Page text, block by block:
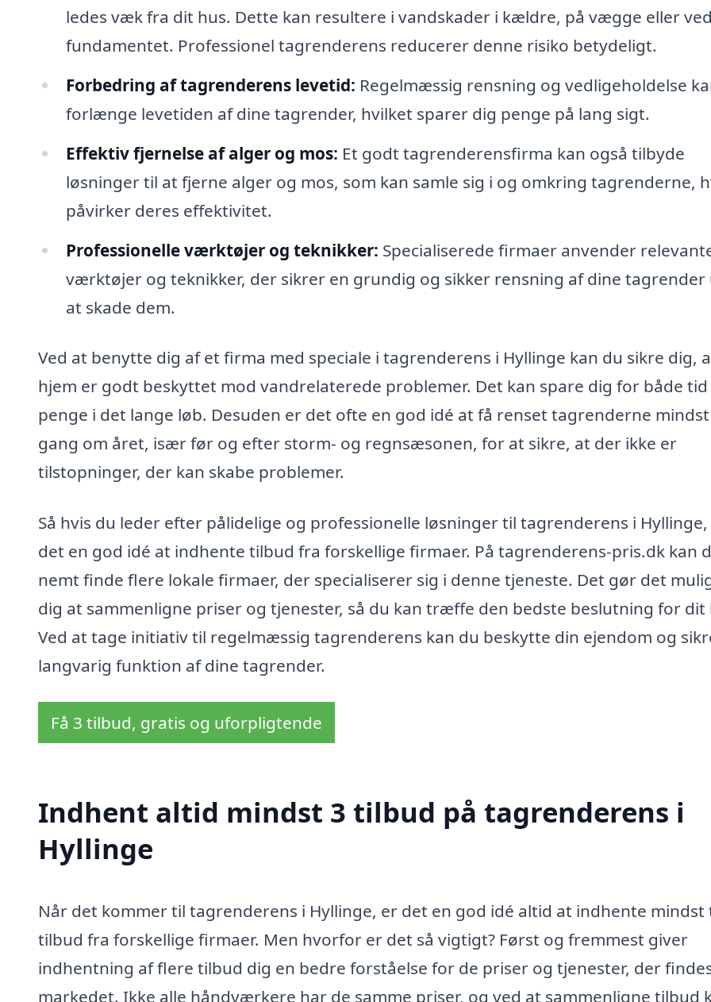
ledes væk fra dit hus. Dette kan resultere i vandskader i kældre, på vægge eller ved
fundamentet. Professionel tagrenderens reducerer denne risiko betydeligt.
Forbedring af tagrenderens levetid: Regelmæssig rensning og vedligeholdelse
forlænge levetiden af dine tagrender, hvilket sparer dig penge på lang sigt.
Effektiv fjernelse af alger og mos: Et godt tagrenderensfirma kan også tilbyde
løsninger til at fjerne alger og mos, som kan samle sig i og omkring tagrenderne,
påvirker deres effektivitet.
Professionelle værktøjer og teknikker: Specialiserede firmaer anvender
værktøjer og teknikker, der sikrer en grundig og sikker rensning af dine tagrender
at skade dem.
Ved at benytte dig af et firma med speciale i tagrenderens i Hyllinge kan du sikre dig,
hjem er godt beskyttet mod vandrelaterede problemer. Det kan spare dig for både tid
penge i det lange løb. Desuden er det ofte en god idé at få renset tagrenderne
gang om året, især før og efter storm- og regnsæsonen, for at sikre, at der ikke er
tilstopninger, der kan skabe problemer.
Så hvis du leder efter pålidelige og professionelle løsninger til tagrenderens i Hyllinge,
det en god idé at indhente tilbud fra forskellige firmaer. På tagrenderens-pris.dk kan
nemt finde flere lokale firmaer, der specialiserer sig i denne tjeneste. Det gør det
dig at sammenligne priser og tjenester, så du kan træffe den bedste beslutning for dit
Ved at tage initiativ til regelmæssig tagrenderens kan du beskytte din ejendom og
langvarig funktion af dine tagrender.
Få 3 tilbud, gratis og uforpligtende
Indhent altid mindst 3 tilbud på tagrenderens i
Hyllinge
Når det kommer til tagrenderens i Hyllinge, er det en god idé altid at indhente mindst
tilbud fra forskellige firmaer. Men hvorfor er det så vigtigt? Først og fremmest giver
indhentning af flere tilbud dig en bedre forståelse for de priser og tjenester, der
markedet. Ikke alle håndværkere har de samme priser, og ved at sammenligne tilbud